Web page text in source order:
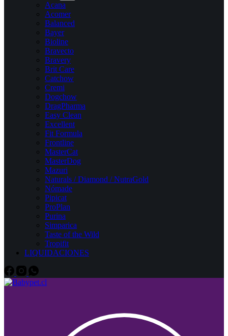
Acana
Acomer
Balanced
Bayer
Bioline
Bravecto
Bravery
Brit Care
Catchow
Cremi
Dogchow
DragPharma
Easy Clean
Excellent
Fit Formula
Frontline
MasterCat
MasterDog
Mazuri
Naturals / Diamond / NutraGold
Nómade
Pipicat
ProPlan
Purina
Simparica
Taste of the Wild
Tropifit
LIQUIDACIONES